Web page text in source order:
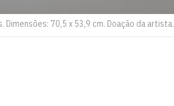
Dimensões: 70,5 x 53,9 cm. Doação da artista.